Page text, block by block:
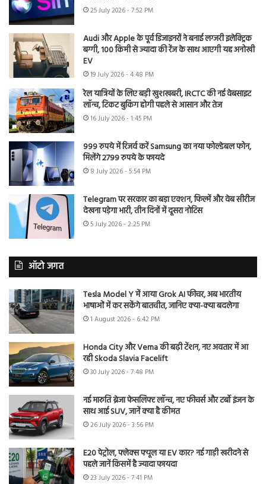
25 July 2026 - 7:52 PM
Audi और Apple के पूर्व डिजाइनरों ने बनाई लग्जरी इलेक्ट्रिक
बग्गी, 100 किमी से ज्यादा की रेंज के साथ आएगी यह अनोखी
EV
19 July 2026 - 4:48 PM
रेल यात्रियों के लिए बड़ी खुशखबरी, IRCTC की नई वेबसाइट
लॉन्च, टिकट बुकिंग होगी पहले से आसान और तेज
16 July 2026 - 1:45 PM
999 रुपये में रिजर्व करें Samsung का नया फोल्डेबल फोन,
मिलेंगे 2799 रुपये के फायदे
8 July 2026 - 5:54 PM
Telegram पर सरकार का बड़ा एक्शन, फिल्में और वेब सीरीज
देखना पड़ेगा भारी, तीन दिनों में दूसरा नोटिस
5 July 2026 - 2:25 PM
ऑटो जगत
Tesla Model Y में आया Grok AI फीचर, अब भारतीय
भाषाओं में कर सकेंगे बातचीत, जानिए क्या-क्या बदलेगा
1 August 2026 - 6:42 PM
Honda City और Verna की बढ़ी टेंशन, नए अवतार में आ
रही Skoda Slavia Facelift
30 July 2026 - 7:48 PM
नई मारुति ब्रेजा फेसलिफ्ट लॉन्च, नए फीचर्स और टर्बो इंजन के
साथ आई SUV, जानें क्या है कीमत
26 July 2026 - 3:56 PM
E20 पेट्रोल, फ्लेक्स फ्यूल या EV कार? नई गाड़ी खरीदने से
पहले जानें किसमें है ज्यादा फायदा
23 July 2026 - 7:41 PM